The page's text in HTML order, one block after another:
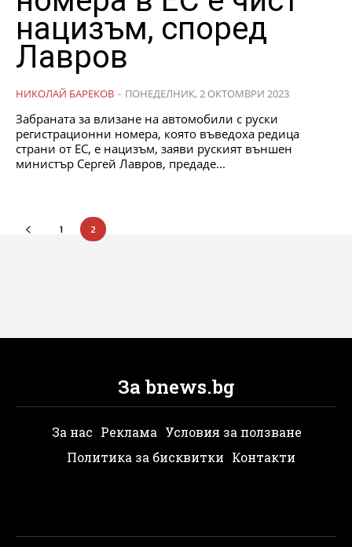
нацизъм, според
Лавров
НИКОЛАЙ БАРЕКОВ - ПОНЕДЕЛНИК, 2 ОКТОМВРИ 2023
Забраната за влизане на автомобили с руски
регистрационни номера, която въведоха редица
страни от ЕС, е нацизъм, заяви руският външен
министър Сергей Лавров, предаде...
1 2
За bnews.bg
За нас Реклама Условия за ползване
Политика за бисквитки Контакти